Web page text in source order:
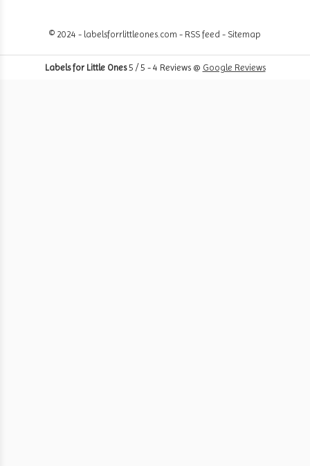
© 2024 - labelsforrlittleones.com - RSS feed - Sitemap
Labels for Little Ones5 / 5 - 4 Reviews @ Google Reviews